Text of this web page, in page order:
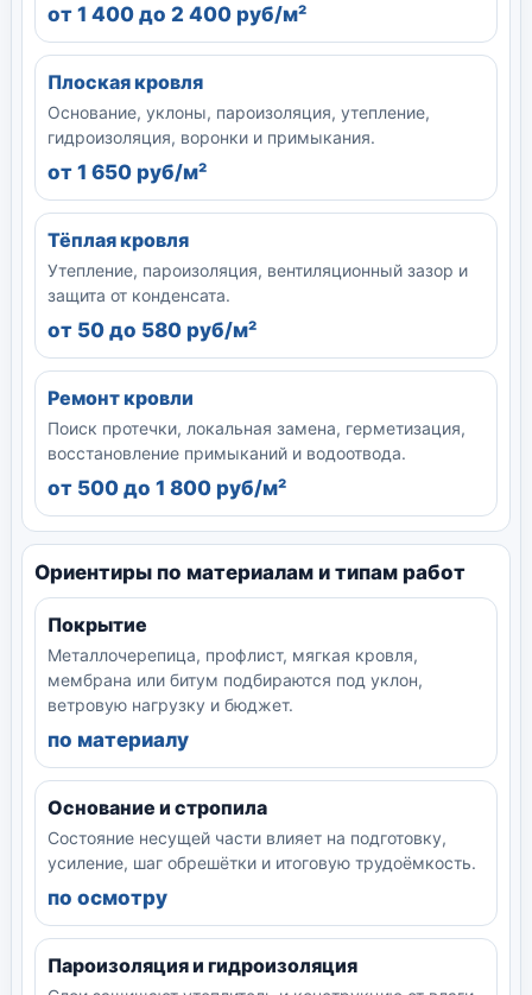
от 1 400 до 2 400 руб/м²
Плоская кровля
Основание, уклоны, пароизоляция, утепление,
гидроизоляция, воронки и примыкания.
от 1 650 руб/м²
Тёплая кровля
Утепление, пароизоляция, вентиляционный зазор и
защита от конденсата.
от 50 до 580 руб/м²
Ремонт кровли
Поиск протечки, локальная замена, герметизация,
восстановление примыканий и водоотвода.
от 500 до 1 800 руб/м²
Ориентиры по материалам и типам работ
Покрытие
Металлочерепица, профлист, мягкая кровля,
мембрана или битум подбираются под уклон,
ветровую нагрузку и бюджет.
по материалу
Основание и стропила
Состояние несущей части влияет на подготовку,
усиление, шаг обрешётки и итоговую трудоёмкость.
по осмотру
Пароизоляция и гидроизоляция